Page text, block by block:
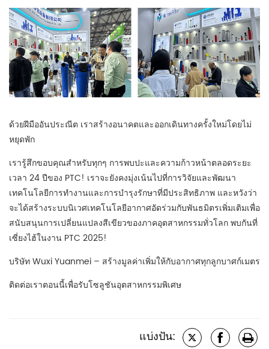
ด้วยฝีมืออันประณีต เราสร้างอนาคตและออกเดินทางครั้งใหม่โดยไม่
หยุดพัก
เรารู้สึกขอบคุณสำหรับทุกๆ การพบปะและความก้าวหน้าตลอดระยะ
เวลา 24 ปีของ PTC! เราจะยังคงมุ่งเน้นไปที่การวิจัยและพัฒนา
เทคโนโลยีการทำงานและการบำรุงรักษาที่มีประสิทธิภาพ และหวังว่า
จะได้สร้างระบบนิเวศเทคโนโลยีอากาศอัดร่วมกับพันธมิตรเพิ่มเติมเพื่อ
สนับสนุนการเปลี่ยนแปลงสีเขียวของภาคอุตสาหกรรมทั่วโลก พบกันที่
เซี่ยงไฮ้ในงาน PTC 2025!
บริษัท Wuxi Yuanmei – สร้างมูลค่าเพิ่มให้กับอากาศทุกลูกบาศก์เมตร
ติดต่อเราตอนนี้เพื่อรับโซลูชันอุตสาหกรรมพิเศษ
แบ่งปัน: